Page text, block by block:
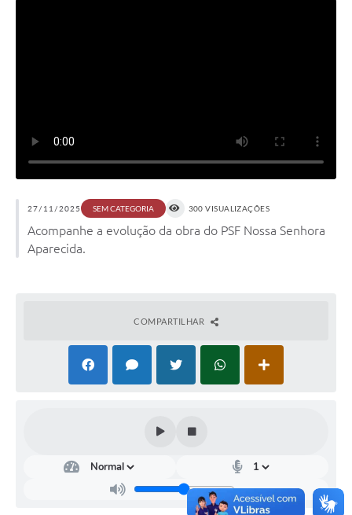
27/11/2025 SEM CATEGORIA 300 VISUALIZAÇÕES
Acompanhe a evolução da obra do PSF Nossa Senhora
Aparecida.
COMPARTILHAR